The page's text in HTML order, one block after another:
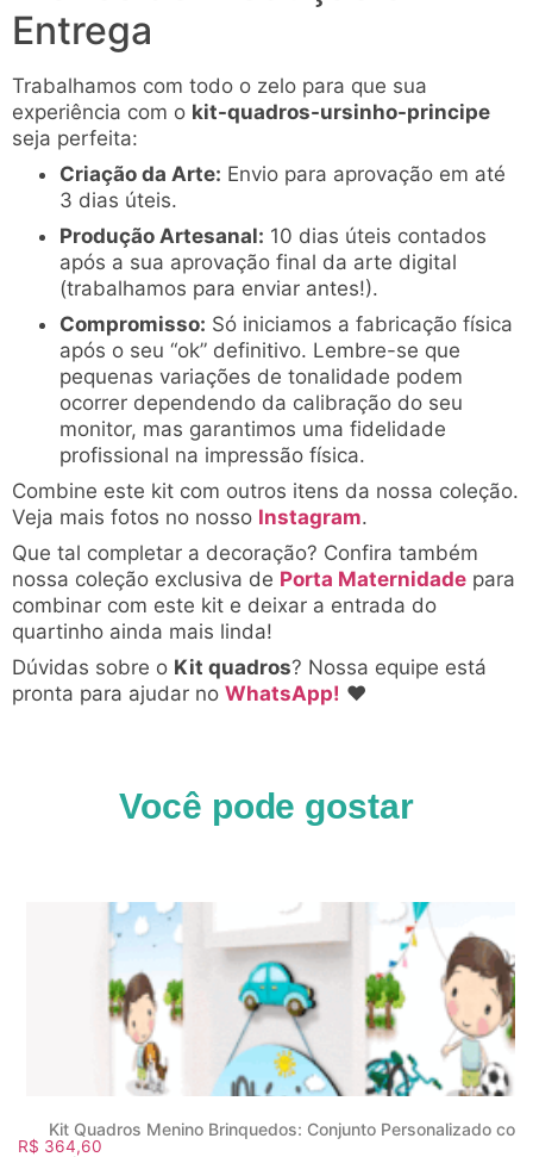
Entrega
Trabalhamos com todo o zelo para que sua
experiência com o kit-quadros-ursinho-principe
seja perfeita:
Criação da Arte: Envio para aprovação em até
3 dias úteis.
Produção Artesanal: 10 dias úteis contados
após a sua aprovação final da arte digital
(trabalhamos para enviar antes!).
Compromisso: Só iniciamos a fabricação física
após o seu “ok” definitivo. Lembre-se que
pequenas variações de tonalidade podem
ocorrer dependendo da calibração do seu
monitor, mas garantimos uma fidelidade
profissional na impressão física.
Combine este kit com outros itens da nossa coleção.
Veja mais fotos no nosso Instagram.
Que tal completar a decoração? Confira também
nossa coleção exclusiva de Porta Maternidade para
combinar com este kit e deixar a entrada do
quartinho ainda mais linda!
Dúvidas sobre o Kit quadros? Nossa equipe está
pronta para ajudar no WhatsApp! ♥
Você pode gostar
Kit Quadros Menino Brinquedos: Conjunto Personalizado
R$ 364,60